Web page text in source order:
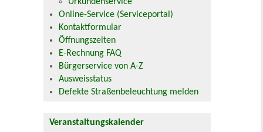
Urkundenservice
Online-Service (Serviceportal)
Kontaktformular
Öffnungszeiten
E-Rechnung FAQ
Bürgerservice von A-Z
Ausweisstatus
Defekte Straßenbeleuchtung melden
Veranstaltungskalender